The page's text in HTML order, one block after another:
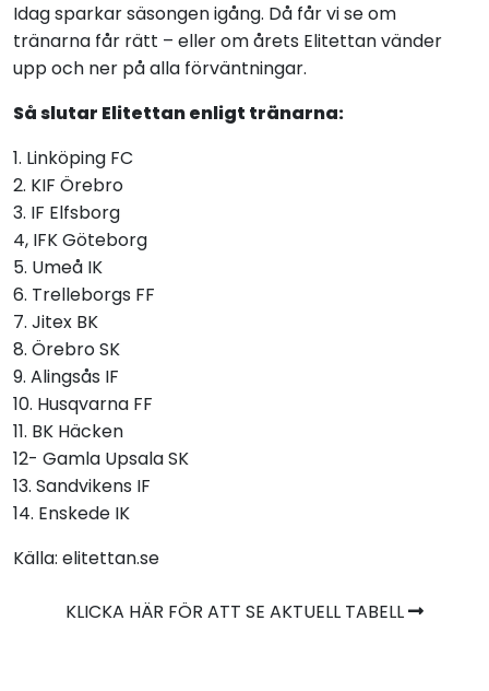
Idag sparkar säsongen igång. Då får vi se om
tränarna får rätt – eller om årets Elitettan vänder
upp och ner på alla förväntningar.
Så slutar Elitettan enligt tränarna:
1. Linköping FC
2. KIF Örebro
3. IF Elfsborg
4, IFK Göteborg
5. Umeå IK
6. Trelleborgs FF
7. Jitex BK
8. Örebro SK
9. Alingsås IF
10. Husqvarna FF
11. BK Häcken
12- Gamla Upsala SK
13. Sandvikens IF
14. Enskede IK
Källa: elitettan.se
KLICKA HÄR FÖR ATT SE AKTUELL TABELL